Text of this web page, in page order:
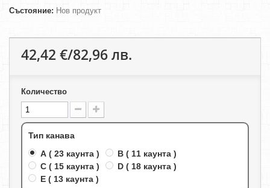
Състояние: Нов продукт
42,42 €/82,96 лв.
Количество
Тип канава
A ( 23 каунта )
B ( 11 каунта )
C ( 15 каунта )
D ( 18 каунта )
E ( 13 каунта )